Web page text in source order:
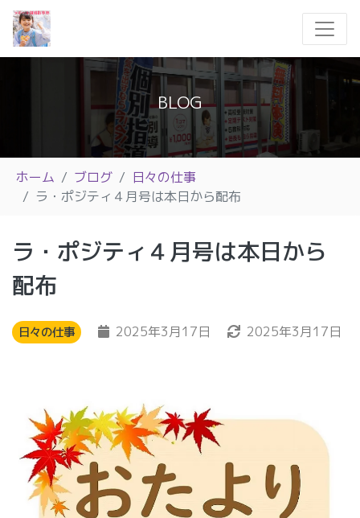
BLOG
ホーム ブログ
日々の仕事
ラ・ポジティ４月号は本日から配布
ラ・ポジティ４月号は本日から
配布
日々の仕事 2025年3月17日 2025年3月17日